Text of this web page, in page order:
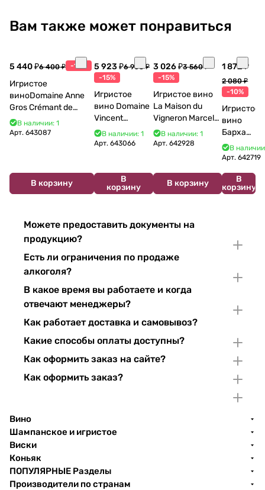
Вам также может понравиться
5 440 ₽6 400 ₽ -15%
Игристое
виноDomaine Anne
Gros Crémant de
Bourgogne La Fun en
Bulles Chardonnay et
В наличии: 1
Арт. 643087
В корзину
5 923 ₽6 968 ₽
-15%
Игристое
вино Domaine
Vincent
Bouzereau
Crémant de
В наличии: 1
Арт.643066
В
корзину
3 026 ₽3 560 ₽
-15%
Игристое вино
La Maison du
Vigneron Marcel
Cabelier Cremant
du Jura
В наличии: 1
Арт. 642928
В корзину
1 872 ₽
2 080 ₽
-10%
Игристое
вино
Бархат
Остров
2025
В
Арт.642719
В
корзину
Можете предоставить документы на
продукцию?
Есть ли ограничения по продаже
алкоголя?
В какое время вы работаете и когда
отвечают менеджеры?
Как работает доставка и самовывоз?
Какие способы оплаты доступны?
Как оформить заказ на сайте?
Как оформить заказ?
Вино
Шампанское и игристое
Виски
Коньяк
ПОПУЛЯРНЫЕ Разделы
Производители по странам